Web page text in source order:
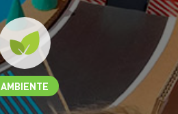
AMBIENTE